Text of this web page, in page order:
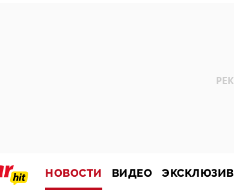
НОВОСТИ ВИДЕО ЭКСКЛЮЗИВ